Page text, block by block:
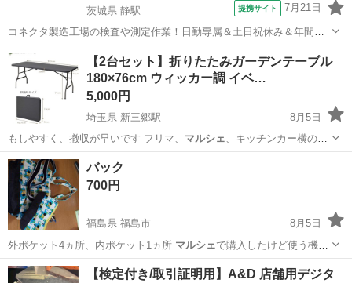
茨城県 静駅
提携サイト 7月21日
コネクタ製造工場の検査や測定作業！日勤専属＆土日祝休み＆年間休
日128日★クリーンルーム内作業★マイカー通勤OK＆無料駐車場あり
★就業先食堂利用可！日払い制度あり！《茨城県常陸大宮市》 人気の
工場のお仕事 ◇コネクタ製造工...
茨城 常陸大宮市 静駅 その他
【2台セット】折りたたみガーデンテーブル
180×76cm ウィッカー調 イベ…
5,000円
埼玉県 新三郷駅
8月5日
もしやすく、撤収が早いです フリマ、 マルシェ、キッチンカー横のサ
ブテーブル、学校…
埼玉 三郷市 新三郷駅
バック
700円
福島県 福島市
8月5日
外ポケット4ヵ所、内ポケット1ヵ所 マルシェ で購入したけど使う機会
がなかったので…
福島 福島市 バッグ マルシェ
【検定付き/取引証明用】A&D 店舗用デジタ